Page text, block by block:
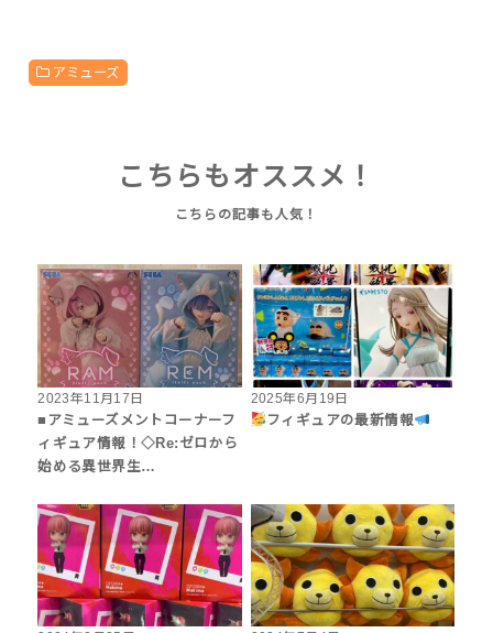
アミューズ
こちらもオススメ！
2023年11月17日
■アミューズメントコーナーフ
ィギュア情報！◇Re:ゼロから
始める異世界生…
2025年6月19日
フィギュアの最新情報